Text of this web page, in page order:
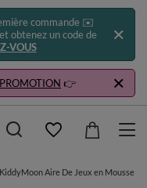
commande ✉️
obtenez un code de
VOUS
👉
KiddyMoon Aire De Jeux en Mousse